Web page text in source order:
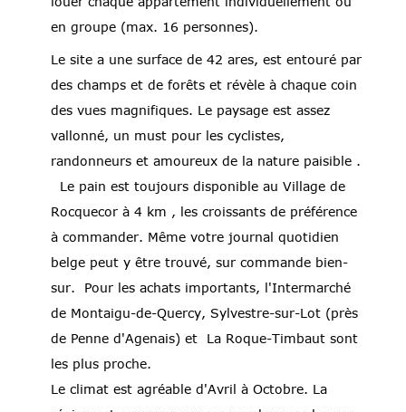
en groupe (max. 16 personnes).
Le site a une surface de 42 ares, est entouré par
des champs et de forêts et révèle à chaque coin
des vues magnifiques. Le paysage est assez
vallonné, un must pour les cyclistes,
randonneurs et amoureux de la nature paisible .
Le pain est toujours disponible au Village de
Rocquecor à 4 km , les croissants de préférence
à commander. Même votre journal quotidien
belge peut y être trouvé, sur commande bien-
sur. Pour les achats importants, l'Intermarché
de Montaigu-de-Quercy, Sylvestre-sur-Lot (près
de Penne d'Agenais) et La Roque-Timbaut sont
les plus proche.
Le climat est agréable d'Avril à Octobre. La